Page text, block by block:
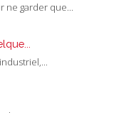
ne garder que...